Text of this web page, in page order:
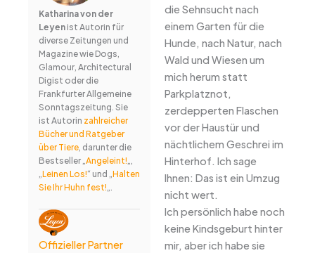
Katharina von der
Leyenist Autorin für
diverse Zeitungen und
Magazine wie Dogs,
Glamour, Architectural
Digist oder die
Frankfurter Allgemeine
Sonntagszeitung. Sie
ist Autorin zahlreicher
Bücher und Ratgeber
über Tiere, darunter die
Bestseller „Angeleint!„,
„Leinen Los!“ und „Halten
Sie Ihr Huhn fest!„.
Offizieller Partner
die Sehnsucht nach
einem Garten für die
Hunde, nach Natur, nach
Wald und Wiesen um
mich herum statt
Parkplatznot,
zerdepperten Flaschen
vor der Haustür und
nächtlichem Geschrei im
Hinterhof. Ich sage
Ihnen: Das ist ein Umzug
nicht wert.
Ich persönlich habe noch
keine Kindsgeburt hinter
mir, aber ich habe sie